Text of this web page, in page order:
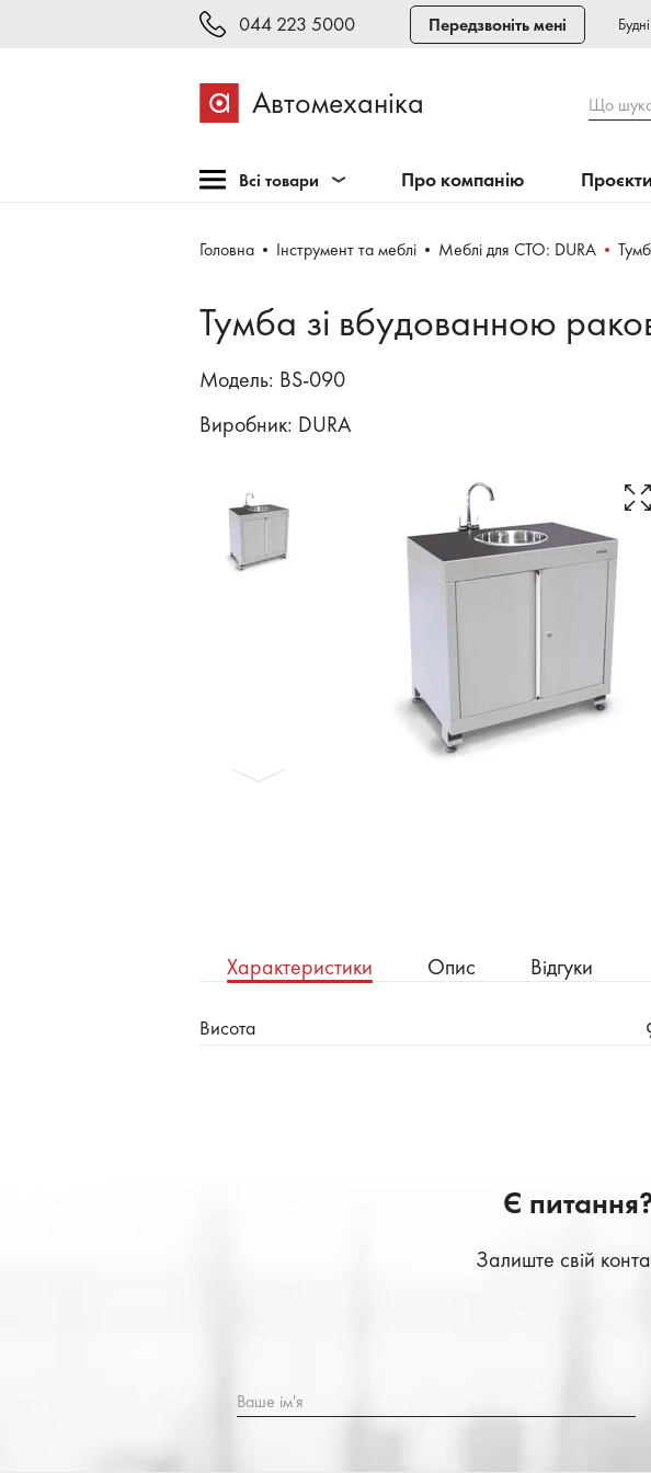
044 223 5000 Передзвоніть мені
Автомеханіка Що
Всі товари
Обладнання для СТО
шиномонтажу
Техогляд і тестування
Зварювання, рихтовка,
Бронеавтомобілі
Електромобілі
Про компанію
Головна Інструмент та меблі Меблі для СТО: DURA
Тумба зі вбудованною
Модель: BS-090
Виробник: DURA
Характеристики Опис Відгуки
Висота
Є
Залиште свій
Ваше ім'я